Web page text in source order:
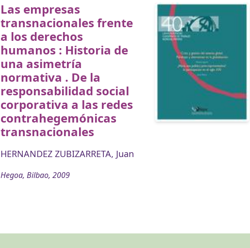
Las empresas
transnacionales frente
a los derechos
humanos : Historia de
una asimetría
normativa . De la
responsabilidad social
corporativa a las redes
contrahegemónicas
transnacionales
HERNANDEZ ZUBIZARRETA, Juan
Hegoa, Bilbao, 2009